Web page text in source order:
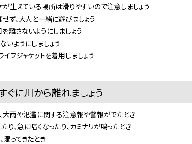
生えている場所は滑りやすいので注意しましょう
、大人と一緒に遊びましょう
さないようにしましょう
ようにしましょう
フジャケットを着用しましょう
ぐに川から離れましょう
雨や氾濫に関する注意報や警報がでたとき
、急に暗くなったり、カミナリが鳴ったとき
ってきたとき